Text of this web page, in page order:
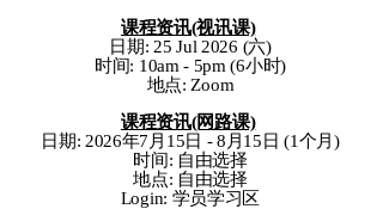
课程资讯(视讯课)
日期: 25 Jul 2026 (六)
时间: 10am - 5pm (6小时)
地点: Zoom
课程资讯(网路课)
日期: 2026年7月15日 - 8月15日 (1个月)
时间: 自由选择
地点: 自由选择
Login: 学员学习区